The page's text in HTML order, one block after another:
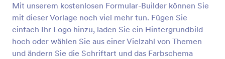
Mit unserem kostenlosen Formular-Builder können Sie
mit dieser Vorlage noch viel mehr tun. Fügen Sie
einfach Ihr Logo hinzu, laden Sie ein Hintergrundbild
hoch oder wählen Sie aus einer Vielzahl von Themen
und ändern Sie die Schriftart und das Farbschema
Formular Probezeitbewertung
Ein Probezeitbeurteilungsformular ist ein
Fragebogen, der von Arbeitgebern verwendet wird,